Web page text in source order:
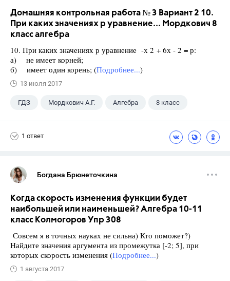
Домашняя контрольная работа № 3 Вариант 2 10.
При каких значениях р уравнение... Мордкович 8
класс алгебра
10. При каких значениях р уравнение -х 2 + 6х - 2 = р:
а) не имеет корней;
б) имеет один корень; (Подробнее...)
13 июля 2017
ГДЗ Мордкович А.Г. Алгебра 8 класс
1 ответ
Богдана Брюнеточкина
Когда скорость изменения функции будет
наибольшей или наименьшей? Алгебра 10-11
класс Колмогоров Упр 308
Совсем я в точных науках не сильна) Кто поможет?)
Найдите значения аргумента из промежутка [-2; 5], при
которых скорость изменения (Подробнее...)
1 августа 2017